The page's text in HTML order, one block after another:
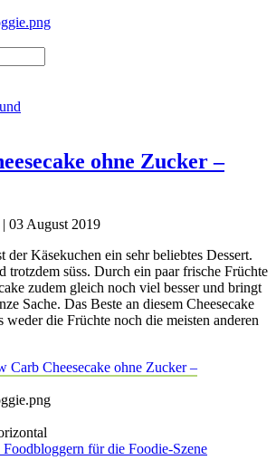
ohne Zucker –
| 03 August 2019
der Käsekuchen ein sehr beliebtes Dessert.
trotzdem süss. Durch ein paar frische Früchte
zudem gleich noch viel besser und bringt
Sache. Das Beste an diesem Cheesecake
weder die Früchte noch die meisten anderen
Carb Cheesecake ohne Zucker –